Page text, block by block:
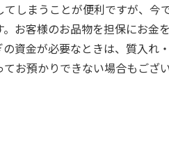
しまうことが便利ですが、今
お客様のお品物を担保にお金
資金が必要なときは、質入れ
お預かりできない場合もござ